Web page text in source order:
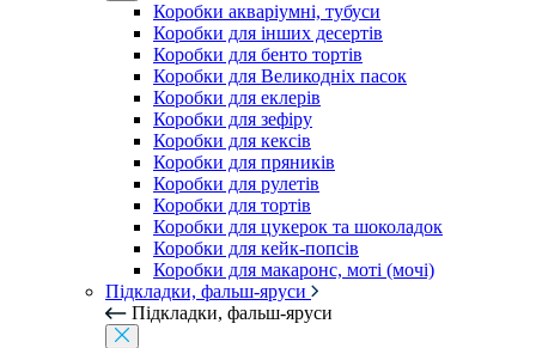
Коробки акваріумні, тубуси
Коробки для інших десертів
Коробки для бенто тортів
Коробки для Великодніх пасок
Коробки для еклерів
Коробки для зефіру
Коробки для кексів
Коробки для пряників
Коробки для рулетів
Коробки для тортів
Коробки для цукерок та шоколадок
Коробки для кейк-попсів
Коробки для макаронс, моті (мочі)
Підкладки, фальш-яруси
Підкладки, фальш-яруси